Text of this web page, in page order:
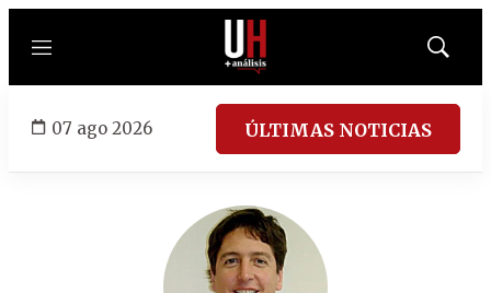
Menú
Mostrar
07 ago 2026 ÚLTIMAS NOTICIAS